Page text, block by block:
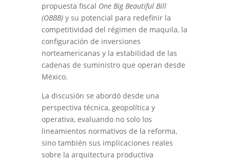
propuesta fiscal One Big Beautiful Bill
(OBBB)y su potencial para redefinir la
competitividad del régimen de maquila, la
configuración de inversiones
norteamericanas y la estabilidad de las
cadenas de suministro que operan desde
México.
La discusión se abordó desde una
perspectiva técnica, geopolítica y
operativa, evaluando no solo los
lineamientos normativos de la reforma,
sino también sus implicaciones reales
sobre la arquitectura productiva